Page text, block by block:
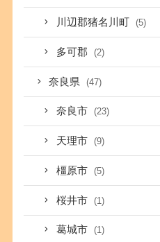
川辺郡猪名川町 (5)
多可郡 (2)
奈良県 (47)
奈良市 (23)
天理市 (9)
橿原市 (5)
桜井市 (1)
葛城市 (1)